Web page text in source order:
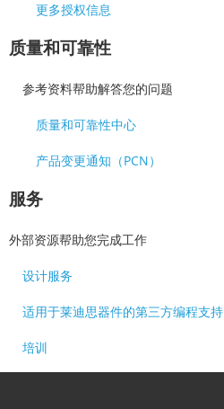
更多授权信息
质量和可靠性
参考资料帮助解答您的问题
质量和可靠性中心
产品变更通知（PCN）
服务
外部资源帮助您完成工作
设计服务
适用于莱迪思器件的第三方编程支持
培训